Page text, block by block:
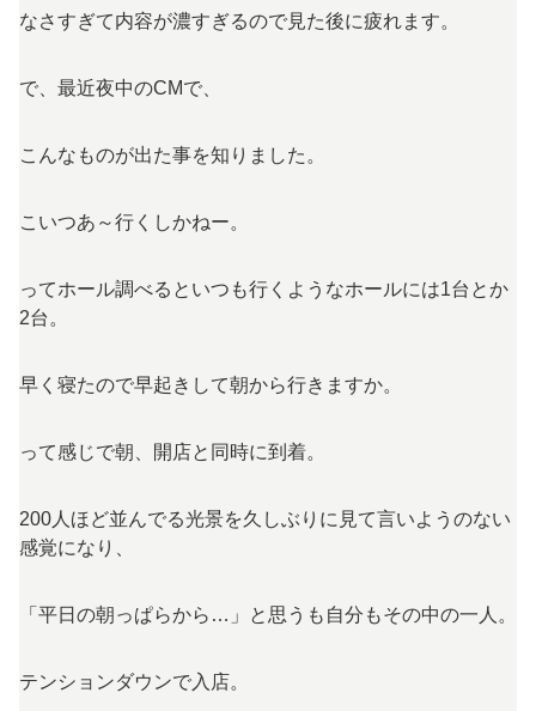
なさすぎて内容が濃すぎるので見た後に疲れます。
で、最近夜中のCMで、
こんなものが出た事を知りました。
こいつあ～行くしかねー。
ってホール調べるといつも行くようなホールには1台とか
2台。
早く寝たので早起きして朝から行きますか。
って感じで朝、開店と同時に到着。
200人ほど並んでる光景を久しぶりに見て言いようのない
感覚になり、
「平日の朝っぱらから…」と思うも自分もその中の一人。
テンションダウンで入店。